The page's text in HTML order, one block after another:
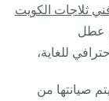
ثلاجات الكويت
عطل
للغاية،
صيانتها من